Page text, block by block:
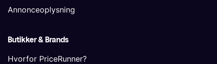
Annonceoplysning
Butikker & Brands
Hvorfor PriceRunner?